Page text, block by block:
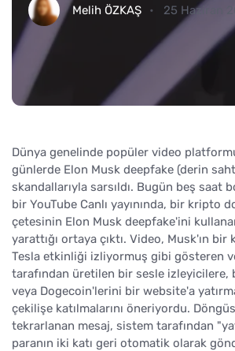
Melih ÖZKAŞ 25 Haziran
Dünya genelinde popüler video
günlerde Elon Musk deepfake (derin
skandallarıyla sarsıldı. Bugün beş saat
bir YouTube Canlı yayınında, bir kripto
çetesinin Elon Musk deepfake'ini
yarattığı ortaya çıktı. Video, Musk'ın bir
Tesla etkinliği izliyormuş gibi gösteren
tarafından üretilen bir sesle izleyicilere,
veya Dogecoin'lerini bir website'a
çekilişe katılmalarını öneriyordu.
tekrarlanan mesaj, sistem tarafından
paranın iki katı geri otomatik olarak